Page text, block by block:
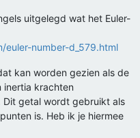
uitgelegd wat het Euler-
number-d_579.html
kan worden gezien als de
inertia krachten
Dit getal wordt gebruikt als
is. Heb ik je hiermee